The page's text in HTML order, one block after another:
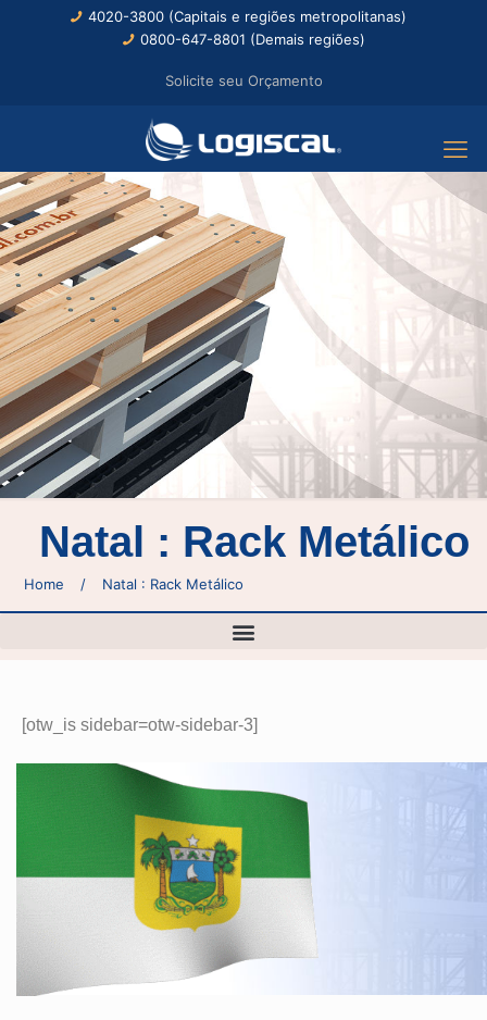
4020-3800 (Capitais e regiões metropolitanas)
0800-647-8801 (Demais regiões)
Solicite seu Orçamento
Natal : Rack Metálico
Home / Natal : Rack Metálico
[otw_is sidebar=otw-sidebar-3]